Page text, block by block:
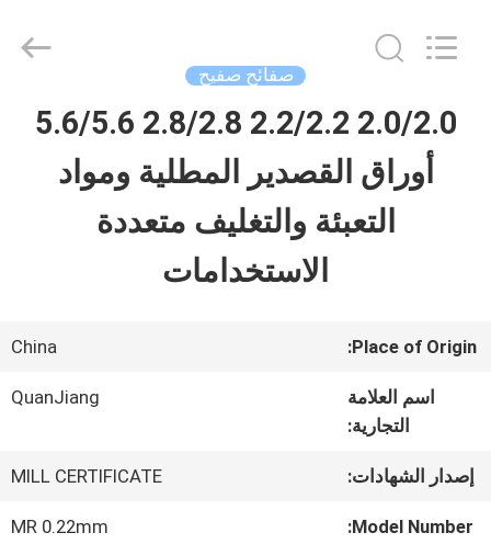
بيت
منتجات
فيديو
معلومات
عنا
METAL
صفائح صفيح
2.0/2.0 2.2/2.2 2.8/2.8 5.6/5.6
أوراق القصدير المطلية ومواد
التعبئة والتغليف متعددة
الاستخدامات
Place of Origin:
China
اسم العلامة
التجارية:
QuanJiang
إصدار الشهادات: MILL CERTIFICATE
Model Number:
MR 0.22mm